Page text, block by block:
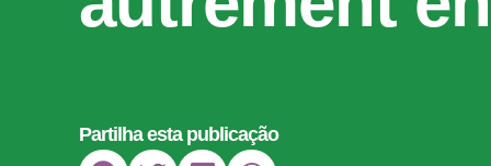
Partilha esta publicação